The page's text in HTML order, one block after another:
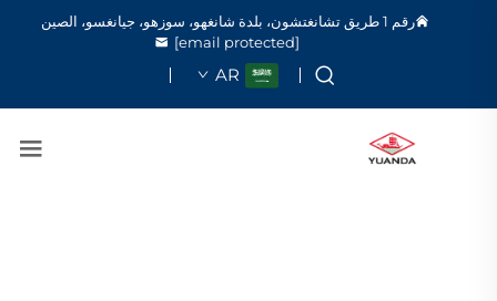
رقم 1 طريق تشانغتشون، بلدة شانغهو، سوزهو، جيانغسو، الصين
[email protected]
AR